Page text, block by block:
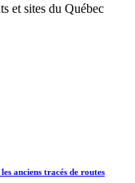
et sites du Québec
anciens tracés de routes